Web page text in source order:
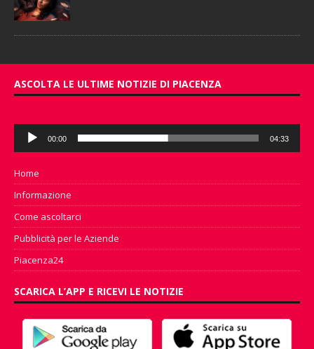
ASCOLTA LE ULTIME NOTIZIE DI PIACENZA
Audio
Player
00:00 04:33
Home
Informazione
Come ascoltarci
Pubblicità per le Aziende
Piacenza24
SCARICA L’APP E RICEVI LE NOTIZIE